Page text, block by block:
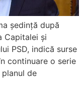
ședință după
Capitalei și
PSD, indică surse
continuare o serie
de